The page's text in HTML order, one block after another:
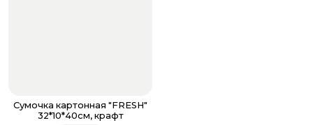
Сумочка картонная "FRESH"
32*10*40см, крафт